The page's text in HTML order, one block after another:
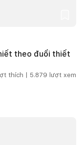
theo đuổi thiết
thích | 5.879 lượt xem